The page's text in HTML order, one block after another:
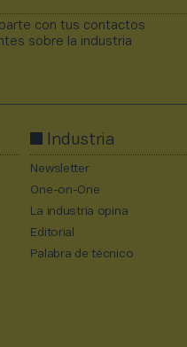
con tus contactos
sobre la industria
Industria
Newsletter
One-on-One
La industria opina
Editorial
Palabra de técnico